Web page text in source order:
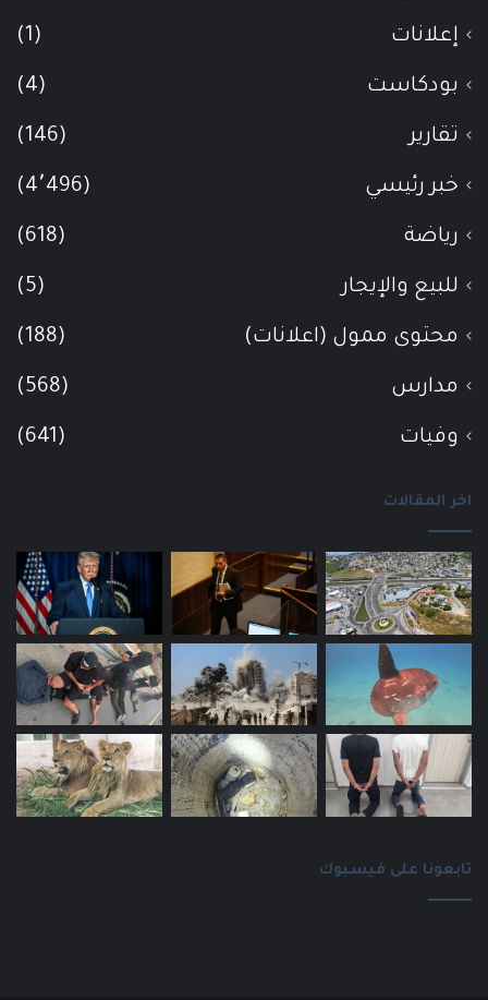
إعلانات (1)
بودكاست (4)
تقارير (146)
خبر رئيسي (4٬496)
رياضة (618)
للبيع والإيجار (5)
محتوى ممول (اعلانات) (188)
مدارس (568)
وفيات (641)
اخر المقالات
تابعونا على فيسبوك